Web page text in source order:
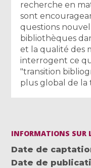
recherche en
sont
questions
bibliothèques
et la qualité des
interrogent ce
"transition
plus global de la
INFORMATIONS SUR
Date de
Date de